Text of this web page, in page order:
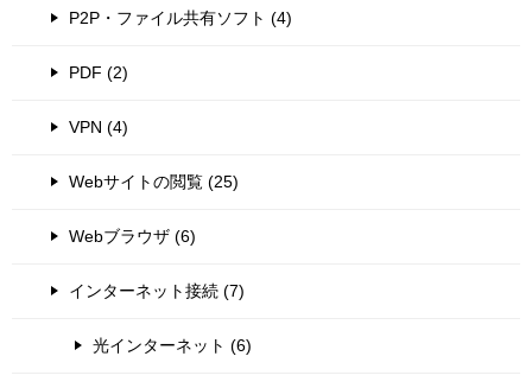
P2P・ファイル共有ソフト (4)
PDF (2)
VPN (4)
Webサイトの閲覧 (25)
Webブラウザ (6)
インターネット接続 (7)
光インターネット (6)